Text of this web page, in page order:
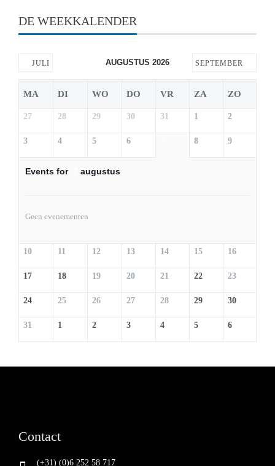
DE WEEKKALENDER
JULI AUGUSTUS 2026 SEPTEMBER
MA DI WO DO VR ZA ZO
27 28 29 30 31 1 2
3 4 5 6 8 9
Events for augustus
Geen evenementen
10 11 12 13 14 15 16
17 18 19 20 21 22 23
24 25 26 27 28 29 30
31 1 2 3 4 5 6
Contact
(+31) (0)6 252 58 717